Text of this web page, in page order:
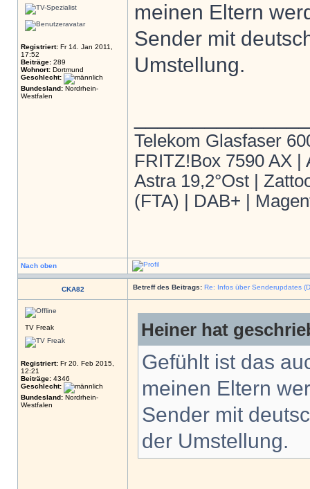
Registriert: Fr 14. Jan 2011,
17:52
Beiträge: 289
Wohnort: Dortmund
Geschlecht:
Bundesland: Nordrhein-
Westfalen
meinen Eltern
Sender mit
Umstellung.
Telekom Glasfaser
FRITZ!Box 7590 AX
Astra 19,2°Ost |
(FTA) | DAB+ |
Nach oben
CKA82 Betreff des Beitrags: Re: Infos über Senderupdates
TV Freak
Registriert: Fr 20. Feb 2015,
12:21
Beiträge: 4346
Geschlecht:
Bundesland: Nordrhein-
Westfalen
Heiner hat
Gefühlt ist das
meinen Eltern
Sender mit
der Umstellung.